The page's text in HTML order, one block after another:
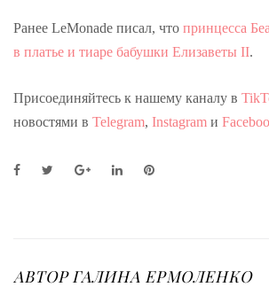
Ранее LeMonade писал, что принцесса
в платье и тиаре бабушки Елизаветы II.
Присоединяйтесь к нашему каналу в
новостями в Telegram, Instagram и
o
r
+
I
e
АВТОРГАЛИНА ЕРМОЛЕНКО